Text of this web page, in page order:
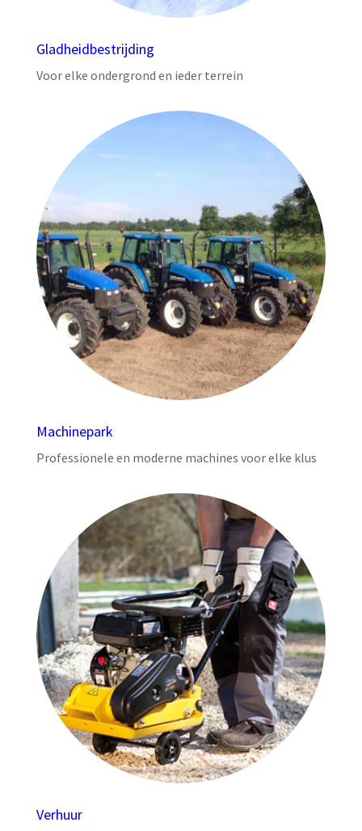
Gladheidbestrijding
Voor elke ondergrond en ieder terrein
Machinepark
Professionele en moderne machines voor elke klus
Verhuur